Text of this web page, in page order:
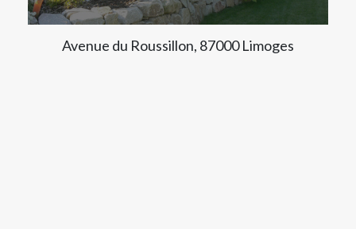
Avenue du Roussillon, 87000 Limoges